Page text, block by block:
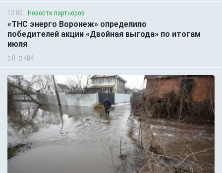
13:00 Новости партнёров
«ТНС энерго Воронеж» определило
победителей акции «Двойная выгода» по итогам
июля
0 404